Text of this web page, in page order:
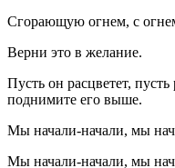
Сгорающую огнем, с
Верни это в желание.
Пусть он расцветет,
поднимите его выше.
Мы начали-начали, мы
Мы начали-начали, мы